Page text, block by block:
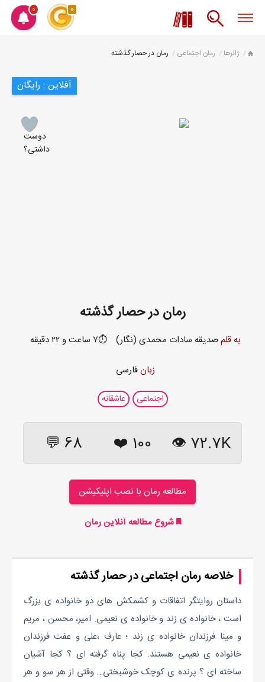
0 0
ژانرها رمان اجتماعی رمان در حصار گذشته
آفلاین : رایگان
دوست
داشتی؟
رمان در حصار گذشته
به قلمصدیقه سادات محمدی (نگار) ⏱️۷ ساعت و ۲۲ دقیقه
زبانفارسی
اجتماعی عاشقانه
72.7K 👁
100
❤️
68 💬
مطالعه رمان با نصب اپلیکیشن
شروع مطالعه آنلاین رمان
خلاصه رمان اجتماعی در حصار گذشته
داستان روایتگر اتفاقات و کشمکش های دو خانواده ی بزرگ
است ، خانواده ی زند و خانواده ی نعیمی. امیر، محسن ، مریم
و مینا فرزندان خانواده ی زند ؛ عارف ،علی و عفت فرزندان
خانواده ی نعیمی هستند. کجا پناه گرفته ای ؟ کجا آشیان
ساخته ای ؟ پرنده ی کوچک خوشبختی… وقتی از هر سو و هر